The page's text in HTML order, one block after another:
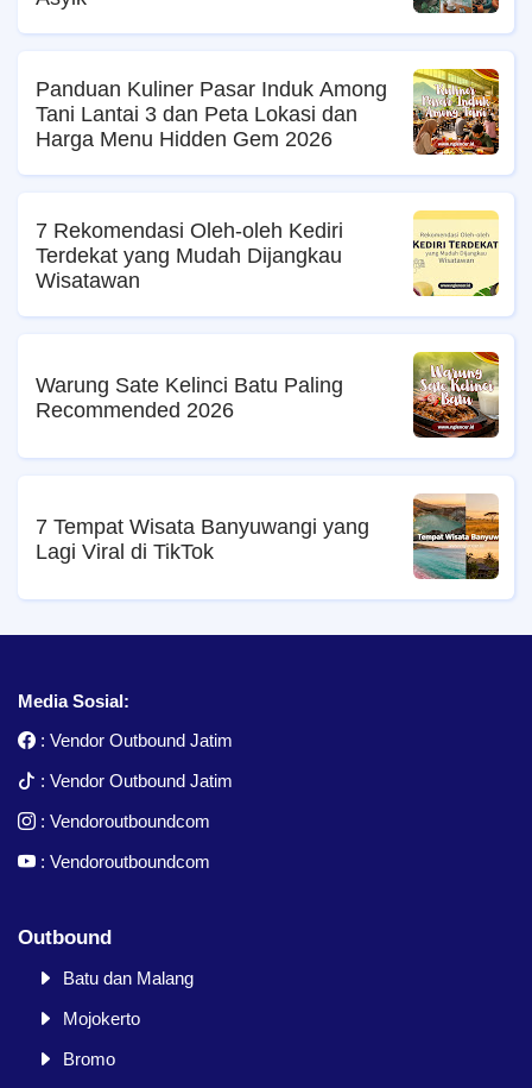
Panduan Kuliner Pasar Induk Among
Tani Lantai 3 dan Peta Lokasi dan
Harga Menu Hidden Gem 2026
7 Rekomendasi Oleh-oleh Kediri
Terdekat yang Mudah Dijangkau
Wisatawan
Warung Sate Kelinci Batu Paling
Recommended 2026
7 Tempat Wisata Banyuwangi yang
Lagi Viral di TikTok
Media Sosial:
: Vendor Outbound Jatim
: Vendor Outbound Jatim
: Vendoroutboundcom
: Vendoroutboundcom
Outbound
Batu dan Malang
Mojokerto
Bromo